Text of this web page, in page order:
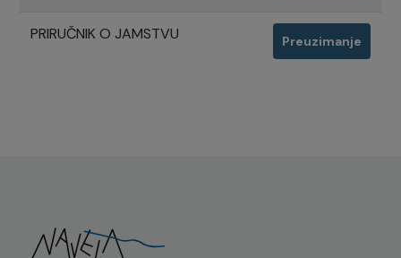
PRIRUČNIK O JAMSTVU Preuzimanje